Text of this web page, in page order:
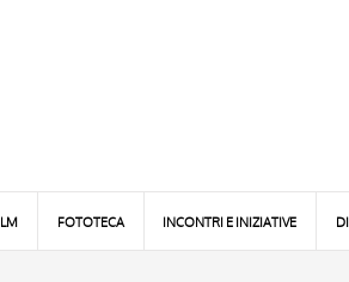
FOTOTECA INCONTRI E INIZIATIVE